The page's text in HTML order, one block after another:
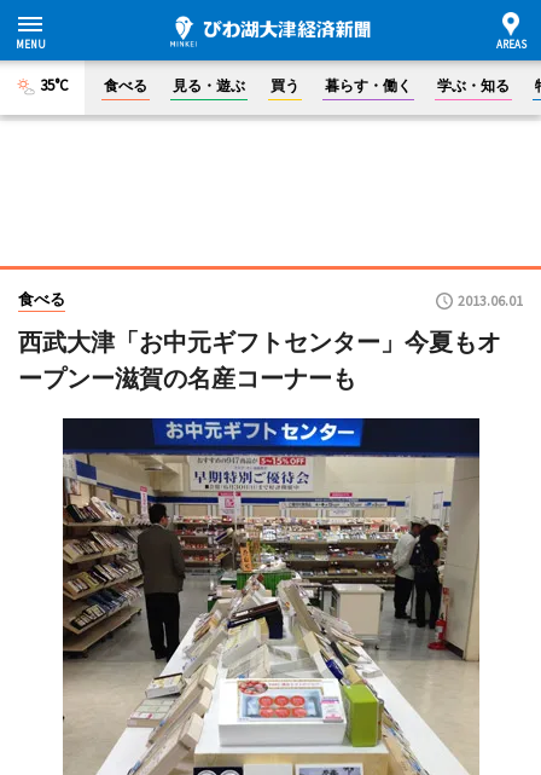
35°C 食べる 見る・遊ぶ 買う 暮らす・働く 学ぶ・知る
食べる 2013.06.01
西武大津「お中元ギフトセンター」今夏もオ
ープンー滋賀の名産コーナーも